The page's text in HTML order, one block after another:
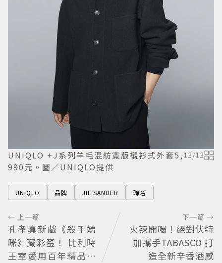
UNIQLO +J系列羊毛混紡寬版襯衫式外套5,
990元。圖／UNIQLO提供
13/13
UNIQLO 品牌 JIL SANDER 聯名
← 上一篇
孔孝真新戲《殺手媽
咪》藏彩蛋！ 比利時
王室愛用百年精品也
下一篇 →
火辣開喝！絕對伏特
加攜手TABASCO 打
造全新辛香酒感